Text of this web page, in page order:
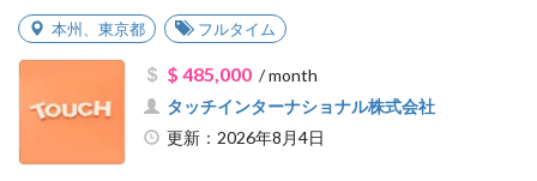
本州 東京都 フルタイム
$ 485,000/ month
タッチインターナショナル株式会社
更新：2026年8月4日